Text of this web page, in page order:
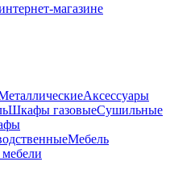
магазине
Аксессуары
Шкафы газовыеСушильные
Мебель